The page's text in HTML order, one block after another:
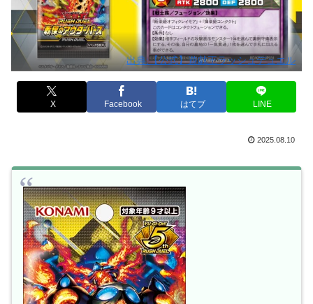
出典:【公式】遊戯王ラッシュデュエル
X Facebook はてブ LINE
2025.08.10